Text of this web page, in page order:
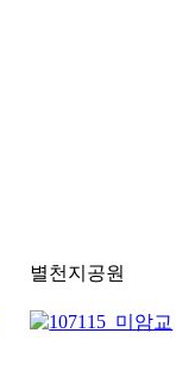
별천지공원